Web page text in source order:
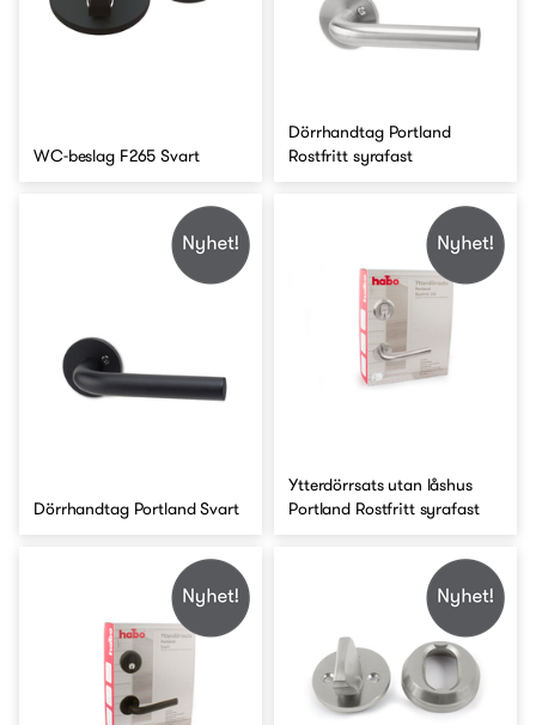
WC-beslag F265 Svart
Dörrhandtag Portland
Rostfritt syrafast
Dörrhandtag Portland Svart
Ytterdörrsats utan låshus
Portland Rostfritt syrafast